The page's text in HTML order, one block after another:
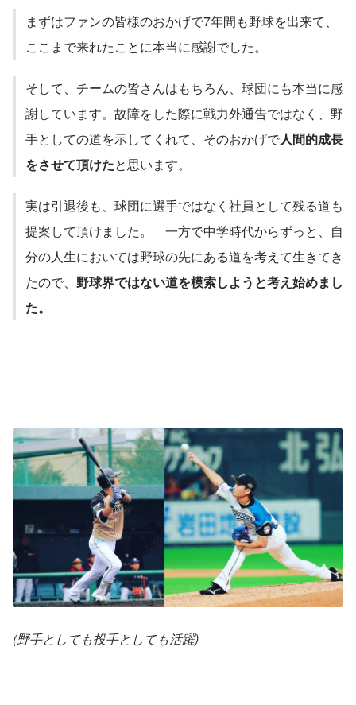
まずはファンの皆様のおかげで7年間も野球を出来て、
ここまで来れたことに本当に感謝でした。
そして、チームの皆さんはもちろん、球団にも本当に感
謝しています。故障をした際に戦力外通告ではなく、野
手としての道を示してくれて、そのおかげで人間的成長
をさせて頂けたと思います。
実は引退後も、球団に選手ではなく社員として残る道も
提案して頂けました。　一方で中学時代からずっと、自
分の人生においては野球の先にある道を考えて生きてき
たので、 野球界ではない道を模索しようと考え始めまし
た。
(野手としても投手としても活躍)